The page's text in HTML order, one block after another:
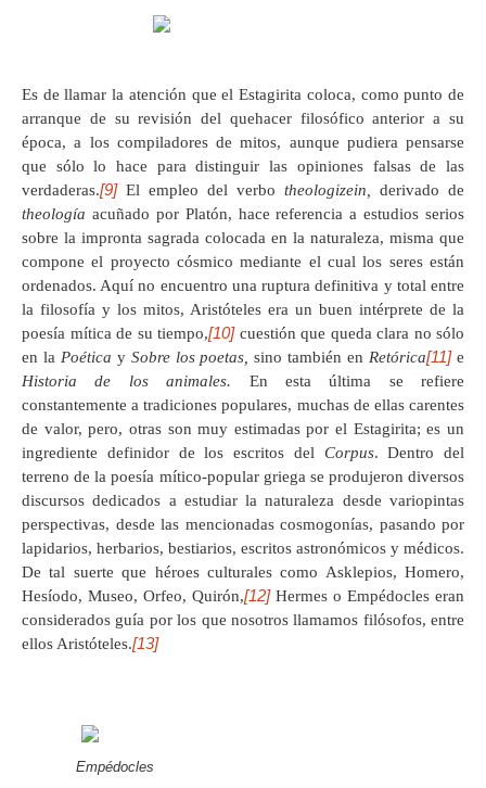
Es de llamar la atención que el Estagirita coloca, como punto de
arranque de su revisión del quehacer filosófico anterior a su
época, a los compiladores de mitos, aunque pudiera pensarse
que sólo lo hace para distinguir las opiniones falsas de las
verdaderas.[9]El empleo del verbo theologizein, derivado de
theología acuñado por Platón, hace referencia a estudios serios
sobre la impronta sagrada colocada en la naturaleza, misma que
compone el proyecto cósmico mediante el cual los seres están
ordenados. Aquí no encuentro una ruptura definitiva y total entre
la filosofía y los mitos, Aristóteles era un buen intérprete de la
poesía mítica de su tiempo,[10]cuestión que queda clara no sólo
en la Poética y Sobre los poetas,sino también enRetórica[11]e
Historia de los animales. En esta última se refiere
constantemente a tradiciones populares, muchas de ellas carentes
de valor, pero, otras son muy estimadas por el Estagirita; es un
ingrediente definidor de los escritos del Corpus. Dentro del
terreno de la poesía mítico-popular griega se produjeron diversos
discursos dedicados a estudiar la naturaleza desde variopintas
perspectivas, desde las mencionadas cosmogonías, pasando por
lapidarios, herbarios, bestiarios, escritos astronómicos y médicos.
De tal suerte que héroes culturales como Asklepios, Homero,
Hesíodo, Museo, Orfeo, Quirón,[12]Hermes o Empédocles eran
considerados guía por los que nosotros llamamos filósofos, entre
ellos Aristóteles.[13]
Empédocles